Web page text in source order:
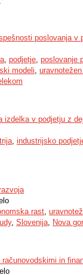
poslovanja v
, podjetje, poslovanje
modeli,
izdelka v podjetju z
, industrijsko
rast,
, Slovenija, Nova
in